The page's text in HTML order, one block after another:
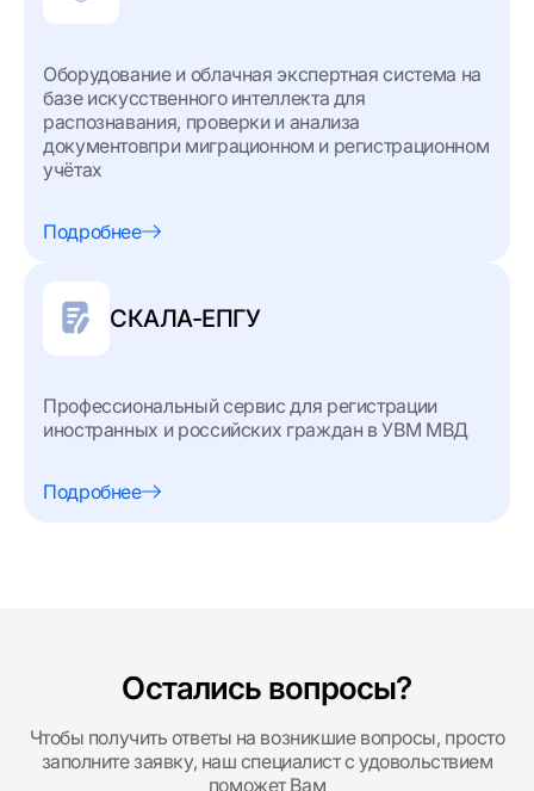
Оборудование и облачная экспертная система на
базе искусственного интеллекта для
распознавания, проверки и анализа
документовпри миграционном и регистрационном
учётах
Подробнее
СКАЛА-ЕПГУ
Профессиональный сервис для регистрации
иностранных и российских граждан в УВМ МВД
Подробнее
Остались вопросы?
Чтобы получить ответы на возникшие вопросы, просто
заполните заявку, наш специалист с удовольствием
поможет Вам